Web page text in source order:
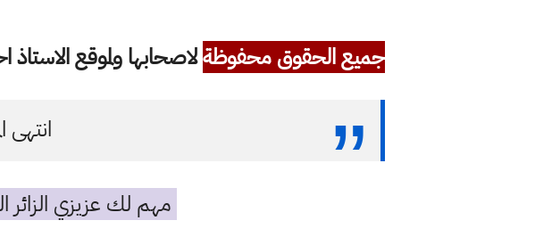
جميع الحقوق محفوظةلاصحابها ولموقع
مهم لك عزيزي الزائر